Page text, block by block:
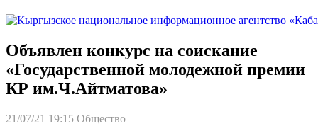
Объявлен конкурс на соискание
«Государственной молодежной премии
КР им.Ч.Айтматова»
21/07/21 19:15 Общество